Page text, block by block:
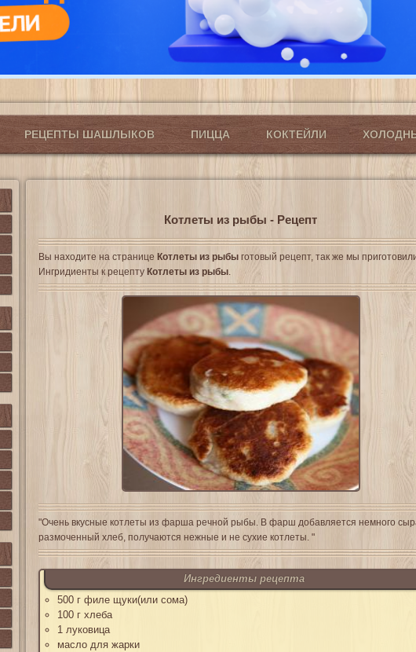
РЕЦЕПТЫ ШАШЛЫКОВ ПИЦЦА КОКТЕЙЛИ
Котлеты из рыбы - Рецепт
Вы находите на странице Котлеты из рыбы готовый рецепт, так же мы
Ингридиенты к рецепту Котлеты из рыбы
"Очень вкусные котлеты из фарша речной рыбы. В фарш добавляется немного
размоченный хлеб, получаются нежные и не сухие котлеты. "
Ингредиенты рецепта
500 г филе щуки(или сома)
100 г хлеба
1 луковица
масло для жарки